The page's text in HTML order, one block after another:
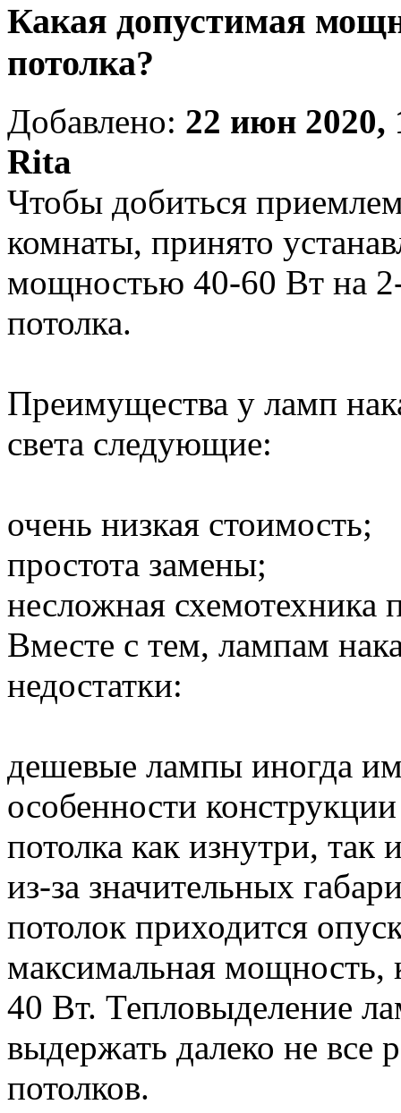
Какая допустимая
потолка?
Добавлено: 22 июн 2020,
Rita
Чтобы добиться
комнаты, принято
мощностью 40-60 Вт на
потолка.
Преимущества у ламп
света следующие:
очень низкая стоимость;
простота замены;
несложная схемотехника
Вместе с тем, лампам
недостатки:
дешевые лампы иногда
особенности
потолка как изнутри, так
из-за значительных
потолок приходится
максимальная мощность,
40 Вт. Тепловыделение
выдержать далеко не все
потолков.